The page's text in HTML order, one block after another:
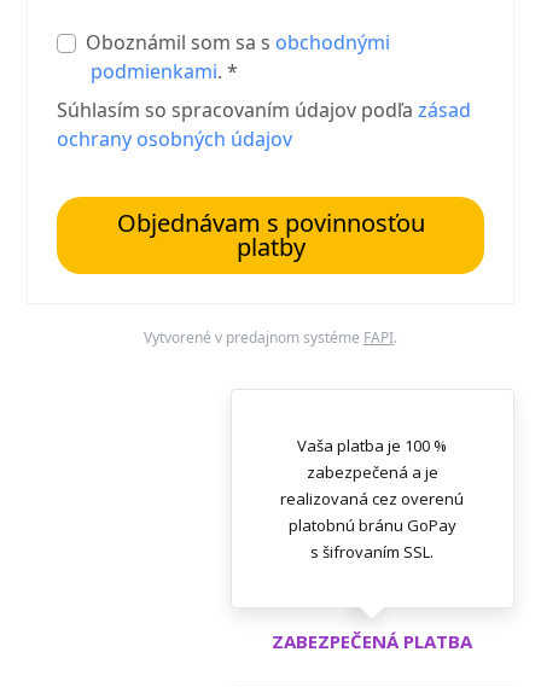
Oboznámil som sa s obchodnými
podmienkami. *
Súhlasím so spracovaním údajov podľazásad
ochrany osobných údajov
Objednávam s povinnosťou
platby
Vytvorené v predajnom systéme FAPI.
Vaša platba je 100 %
zabezpečená a je
realizovaná cez overenú
platobnú bránu GoPay
s šifrovaním SSL.
ZABEZPEČENÁ PLATBA